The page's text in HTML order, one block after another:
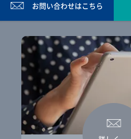
お問い合わせはこちら